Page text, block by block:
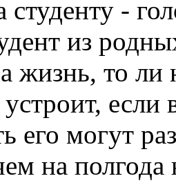
студенту -
из
жизнь, то ли
его могут
на полгода